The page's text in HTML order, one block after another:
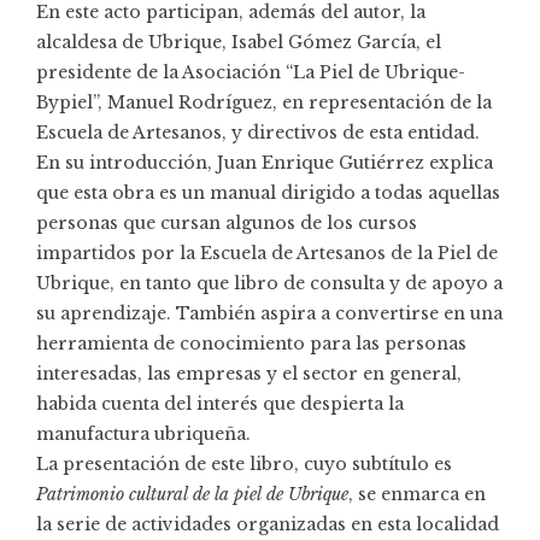
En este acto participan, además del autor, la
alcaldesa de Ubrique, Isabel Gómez García, el
presidente de la Asociación “La Piel de Ubrique-
Bypiel”, Manuel Rodríguez, en representación de la
Escuela de Artesanos, y directivos de esta entidad.
En su introducción, Juan Enrique Gutiérrez explica
que esta obra es un manual dirigido a todas aquellas
personas que cursan algunos de los cursos
impartidos por la Escuela de Artesanos de la Piel de
Ubrique, en tanto que libro de consulta y de apoyo a
su aprendizaje. También aspira a convertirse en una
herramienta de conocimiento para las personas
interesadas, las empresas y el sector en general,
habida cuenta del interés que despierta la
manufactura ubriqueña.
La presentación de este libro, cuyo subtítulo es
Patrimonio cultural de la piel de Ubrique, se enmarca en
la serie de actividades organizadas en esta localidad